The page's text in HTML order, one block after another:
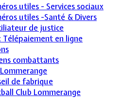
utiles - Services sociaux
utiles -Santé & Divers
de justice
Télépaiement en ligne
combattants
de fabrique
Club Lommerange